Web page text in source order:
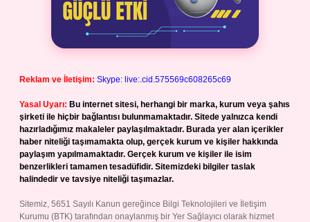
Reklam ve İletişim: Skype: live:.cid.575569c608265c69
Yasal Uyarı: Bu internet sitesi, herhangi bir marka, kurum veya şahıs
şirketi ile hiçbir bağlantısı bulunmamaktadır. Sitede yalnızca kendi
hazırladığımız makaleler paylaşılmaktadır. Burada yer alan içerikler
haber niteliği taşımamakta olup, gerçek kurum ve kişiler hakkında
paylaşım yapılmamaktadır. Gerçek kurum ve kişiler ile isim
benzerlikleri tamamen tesadüfidir. Sitemizdeki bilgiler taslak
halindedir ve tavsiye niteliği taşımazlar.
Sitemiz, 5651 Sayılı Kanun gereğince Bilgi Teknolojileri ve İletişim
Kurumu (BTK) tarafından onaylanmış bir Yer Sağlayıcı olarak hizmet